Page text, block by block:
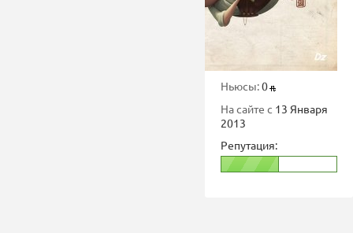
Ньюсы:0
На сайте с 13 Января
2013
Репутация: